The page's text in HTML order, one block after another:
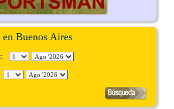
Buenos Aires